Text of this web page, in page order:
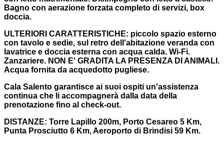
Bagno con aerazione forzata completo di servizi, box
doccia.
ULTERIORI CARATTERISTICHE: piccolo spazio esterno
con tavolo e sedie, sul retro dell'abitazione veranda con
lavatrice e doccia esterna con acqua calda. Wi-Fi.
Zanzariere. NON E' GRADITA LA PRESENZA DI ANIMALI.
Acqua fornita da acquedotto pugliese.
Cala Salento garantisce ai suoi ospiti un'assistenza
continua che li accompagnerà dalla data della
prenotazione fino al check-out.
DISTANZE: Torre Lapillo 200m, Porto Cesareo 5 Km,
Punta Prosciutto 6 Km, Aeroporto di Brindisi 59 Km.